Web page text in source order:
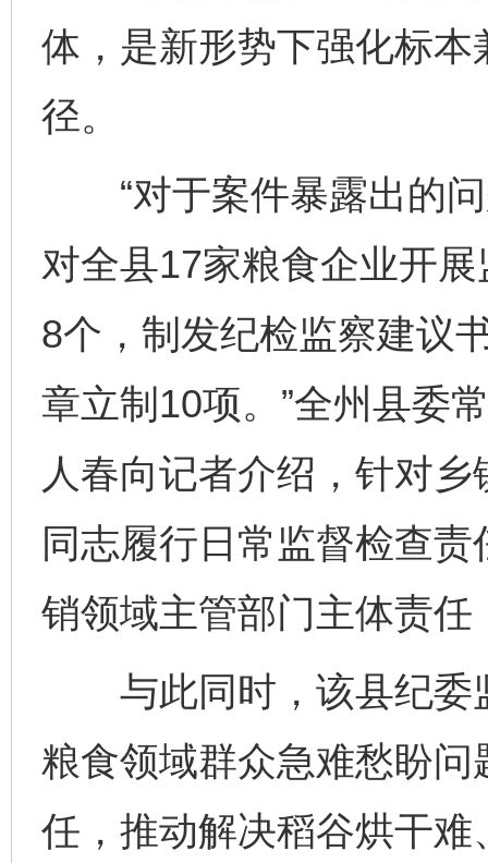
体，是新形势下强化标
径。
“对于案件暴露出的问
对全县17家粮食企业开
8个，制发纪检监察建议
章立制10项。”全州县委
人春向记者介绍，针对
同志履行日常监督检查
销领域主管部门主体责
与此同时，该县纪委
粮食领域群众急难愁盼
任，推动解决稻谷烘干